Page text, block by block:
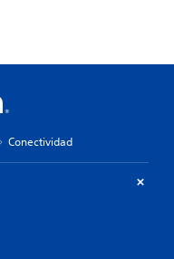
Conectividad